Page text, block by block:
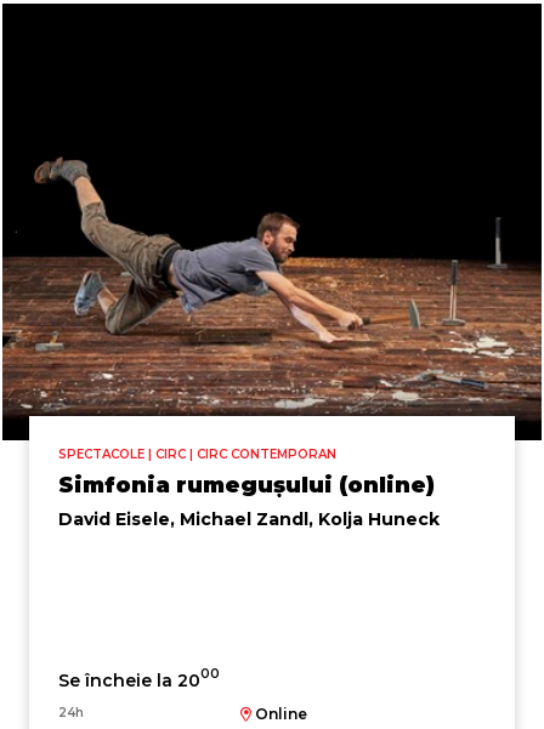
SPECTACOLE | CIRC | CIRC CONTEMPORAN
Simfonia rumegușului (online)
David Eisele, Michael Zandl, Kolja Huneck
Se încheie la 2000
24h Online